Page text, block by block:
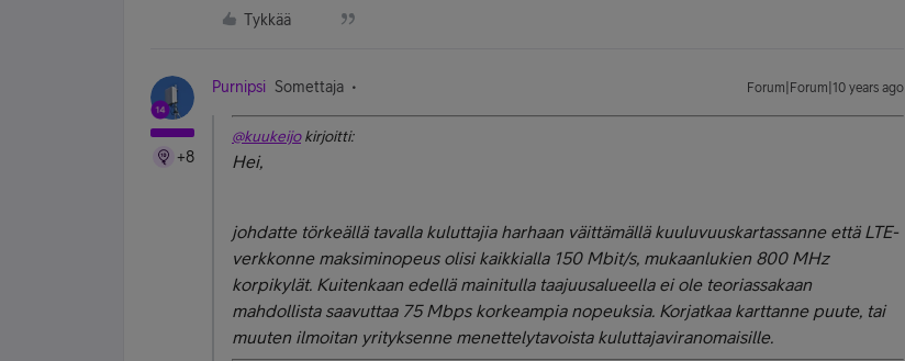
Tykkää
+8
Purnipsi Somettaja Forum|Forum|10 years ago
@kuukeijokirjoitti:
Hei,
johdatte törkeällä tavalla kuluttajia harhaan väittämällä kuuluvuuskartassanne että LTE-
verkkonne maksiminopeus olisi kaikkialla 150 Mbit/s, mukaanlukien 800 MHz
korpikylät. Kuitenkaan edellä mainitulla taajuusalueella ei ole teoriassakaan
mahdollista saavuttaa 75 Mbps korkeampia nopeuksia. Korjatkaa karttanne puute, tai
muuten ilmoitan yrityksenne menettelytavoista kuluttajaviranomaisille.